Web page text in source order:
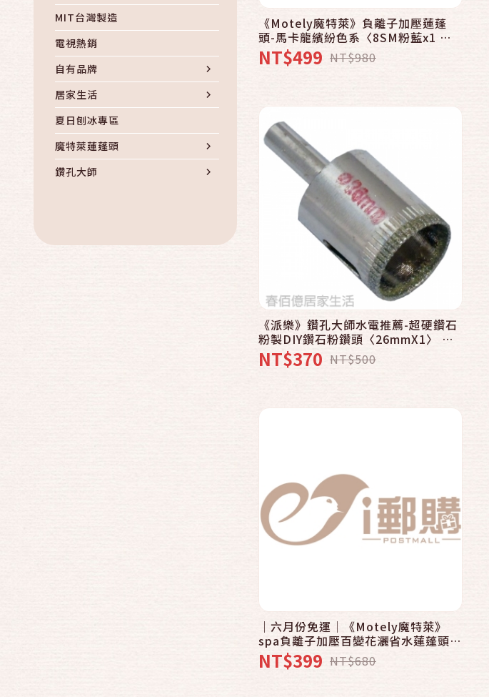
MIT台灣製造
電視熱銷
自有品牌
居家生活
夏日刨冰專區
魔特萊蓮蓬頭
鑽孔大師
健身按摩
《Motely魔特萊》負離子加壓蓮蓬
頭-馬卡龍繽紛色系〈8SM粉藍x1 香
精x3 頭皮梳x1〉舒壓按摩
NT$499 NT$980
加入購物車
《派樂》鑽孔大師水電推薦-超硬鑽石
粉製DIY鑽石粉鑽頭〈26mmX1〉 圓
孔玻璃磁磚石英磚大理石
NT$370 NT$500
快速結帳
加入購物車
│六月份免運│《Motely魔特萊》
spa負離子加壓百變花灑省水蓮蓬頭-
馬卡龍繽紛色系〈8SM粉綠x1〉
NT$399 NT$680
加入購物車